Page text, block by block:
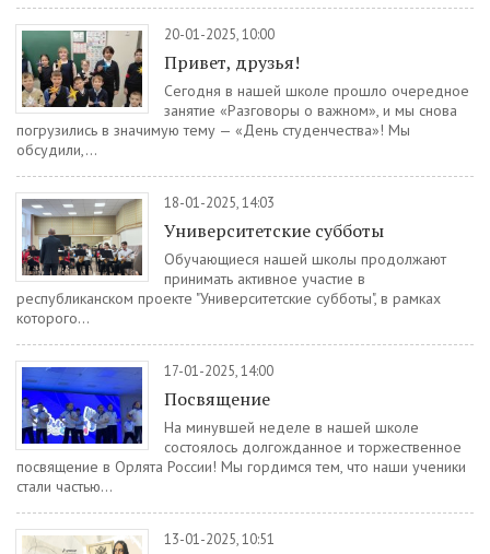
20-01-2025, 10:00
Привет, друзья!
Сегодня в нашей школе прошло очередное
занятие «Разговоры о важном», и мы снова
погрузились в значимую тему — «День студенчества»! Мы
обсудили,...
18-01-2025, 14:03
Университетские субботы
Обучающиеся нашей школы продолжают
принимать активное участие в
республиканском проекте "Университетские субботы", в рамках
которого...
17-01-2025, 14:00
Посвящение
На минувшей неделе в нашей школе
состоялось долгожданное и торжественное
посвящение в Орлята России! Мы гордимся тем, что наши ученики
стали частью...
13-01-2025, 10:51